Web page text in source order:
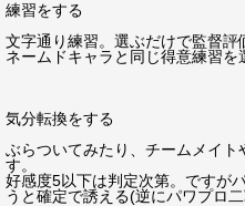
練習をする
文字通り練習。選ぶだけで監督評
ネームドキャラと同じ得意練習を
気分転換をする
ぶらついてみたり、チームメイト
す。
好感度5以下は判定次第。ですが
うと確定で誘える(逆にパワプロ